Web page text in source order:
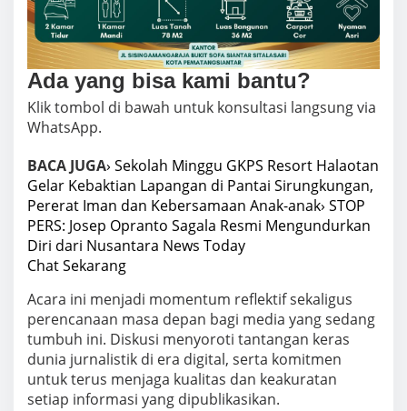
Ada yang bisa kami bantu?
Klik tombol di bawah untuk konsultasi langsung via
WhatsApp.
BACA JUGA› Sekolah Minggu GKPS Resort Halaotan
Gelar Kebaktian Lapangan di Pantai Sirungkungan,
Pererat Iman dan Kebersamaan Anak-anak› STOP
PERS: Josep Opranto Sagala Resmi Mengundurkan
Diri dari Nusantara News Today
Chat Sekarang
Acara ini menjadi momentum reflektif sekaligus
perencanaan masa depan bagi media yang sedang
tumbuh ini. Diskusi menyoroti tantangan keras
dunia jurnalistik di era digital, serta komitmen
untuk terus menjaga kualitas dan keakuratan
setiap informasi yang dipublikasikan.